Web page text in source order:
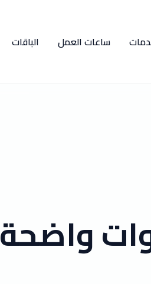
ساعات العمل الباقات
واضحة